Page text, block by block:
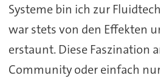
Systeme bin ich zur
war stets von den Effekten
erstaunt. Diese Faszination
Community oder einfach